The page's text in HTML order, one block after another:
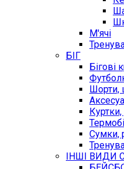
М'ячі
БІГ
Бігові
Шорти,
Сумки,
ІНШІ ВИДИ